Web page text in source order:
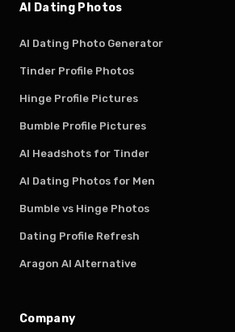
AI Dating Photos
AI Dating Photo Generator
Tinder Profile Photos
Hinge Profile Pictures
Bumble Profile Pictures
AI Headshots for Tinder
AI Dating Photos for Men
Bumble vs Hinge Photos
Dating Profile Refresh
Aragon AI Alternative
Company